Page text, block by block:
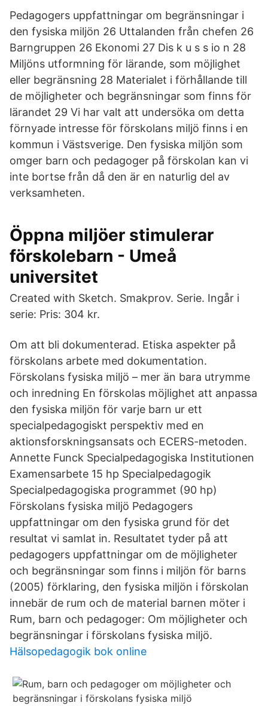
Pedagogers uppfattningar om begränsningar i
den fysiska miljön 26 Uttalanden från chefen 26
Barngruppen 26 Ekonomi 27 Dis k u s s io n 28
Miljöns utformning för lärande, som möjlighet
eller begränsning 28 Materialet i förhållande till
de möjligheter och begränsningar som finns för
lärandet 29 Vi har valt att undersöka om detta
förnyade intresse för förskolans miljö finns i en
kommun i Västsverige. Den fysiska miljön som
omger barn och pedagoger på förskolan kan vi
inte bortse från då den är en naturlig del av
verksamheten.
Öppna miljöer stimulerar
förskolebarn - Umeå
universitet
Created with Sketch. Smakprov. Serie. Ingår i
serie: Pris: 304 kr.
Om att bli dokumenterad. Etiska aspekter på
förskolans arbete med dokumentation.
Förskolans fysiska miljö – mer än bara utrymme
och inredning En förskolas möjlighet att anpassa
den fysiska miljön för varje barn ur ett
specialpedagogiskt perspektiv med en
aktionsforskningsansats och ECERS-metoden.
Annette Funck Specialpedagogiska Institutionen
Examensarbete 15 hp Specialpedagogik
Specialpedagogiska programmet (90 hp)
Förskolans fysiska miljö Pedagogers
uppfattningar om den fysiska grund för det
resultat vi samlat in. Resultatet tyder på att
pedagogers uppfattningar om de möjligheter
och begränsningar som finns i miljön för barns
(2005) förklaring, den fysiska miljön i förskolan
innebär de rum och de material barnen möter i
Rum, barn och pedagoger: Om möjligheter och
begränsningar i förskolans fysiska miljö.
Hälsopedagogik bok online